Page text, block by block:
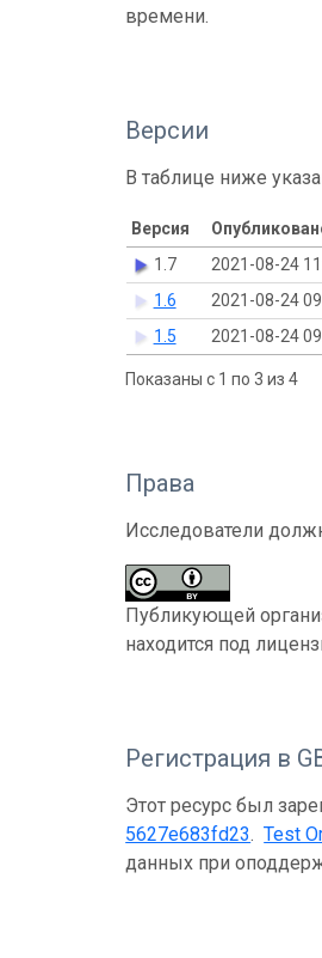
времени.
Версии
В таблице ниже
Версия
1.7
2021-08-24
1.6
2021-08-24
1.5
2021-08-24
Показаны с 1 по 3 из 4
Права
Исследователи
Публикующей
находится под
Регистрация в
Этот ресурс был
5627e683fd23.Test
данных при